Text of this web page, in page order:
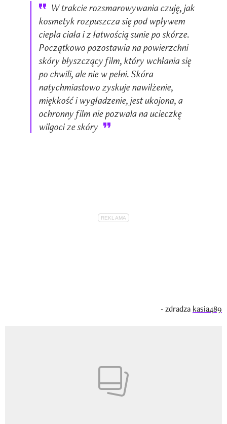
W trakcie rozsmarowywania czuję, jak
kosmetyk rozpuszcza się pod wpływem
ciepła ciała i z łatwością sunie po skórze.
Początkowo pozostawia na powierzchni
skóry błyszczący film, który wchłania się
po chwili, ale nie w pełni. Skóra
natychmiastowo zyskuje nawilżenie,
miękkość i wygładzenie, jest ukojona, a
ochronny film nie pozwala na ucieczkę
wilgoci ze skóry
- zdradza kasia489